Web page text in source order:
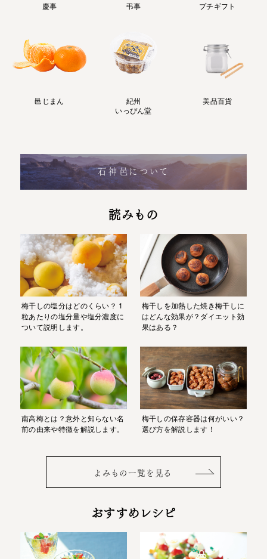
慶事 弔事 プチギフト
邑じまん
紀州
いっぴん堂
美品百貨
石神邑について
読みもの
梅干しの塩分はどのくらい？ 1
粒あたりの塩分量や塩分濃度に
ついて説明します。
梅干しを加熱した焼き梅干しに
はどんな効果が？ダイエット効
果はある？
南高梅とは？意外と知らない名
前の由来や特徴を解説します。
梅干しの保存容器は何がいい？
選び方を解説します！
よみもの一覧を見る
おすすめレシピ